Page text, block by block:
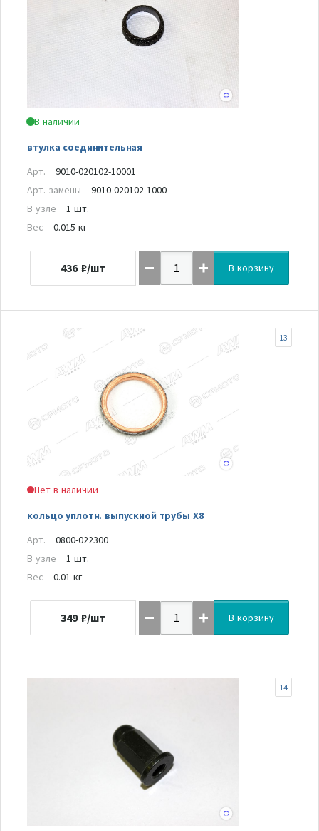
В наличии
втулка соединительная
Арт.
9010-020102-10001
Арт. замены
9010-020102-1000
В узле
1 шт.
Вес
0.015 кг
436 ₽/шт В корзину
Нет в наличии
кольцо уплотн. выпускной трубы Х8
13
Арт.
0800-022300
В узле
1 шт.
Вес
0.01 кг
349 ₽/шт В корзину
14